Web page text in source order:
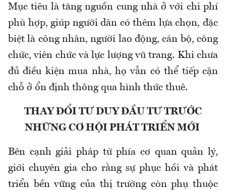
Mục tiêu là tăng nguồn cung nhà ở với chi phí
phù hợp, giúp người dân có thêm lựa chọn, đặc
biệt là công nhân, người lao động, cán bộ, công
chức, viên chức và lực lượng vũ trang. Khi chưa
đủ điều kiện mua nhà, họ vẫn có thể tiếp cận
chỗ ở ổn định thông qua hình thức thuê.
THAY ĐỔI TƯ DUY ĐẦU TƯ TRƯỚC
NHỮNG CƠ HỘI PHÁT TRIỂN MỚI
Bên cạnh giải pháp từ phía cơ quan quản lý,
giới chuyên gia cho rằng sự phục hồi và phát
triển bền vững của thị trường còn phụ thuộc